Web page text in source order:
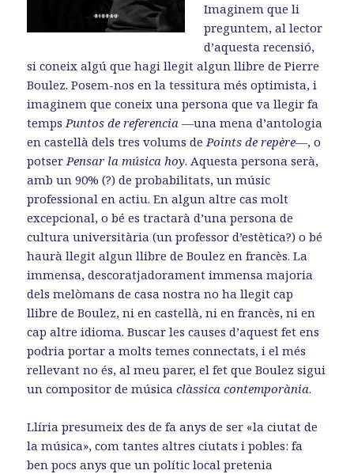
Imaginem que li
preguntem, al lector
d’aquesta recensió,
si coneix algú que hagi llegit algun llibre de Pierre
Boulez. Posem-nos en la tessitura més optimista, i
imaginem que coneix una persona que va llegir fa
tempsPuntos de referencia —una mena d’antologia
en castellà dels tres volums dePoints de repère—, o
potserPensar la música hoy. Aquesta persona serà,
amb un 90% (?) de probabilitats, un músic
professional en actiu. En algun altre cas molt
excepcional, o bé es tractarà d’una persona de
cultura universitària (un professor d’estètica?) o bé
haurà llegit algun llibre de Boulez en francès. La
immensa, descoratjadorament immensa majoria
dels melòmans de casa nostra no ha llegit cap
llibre de Boulez, ni en castellà, ni en francès, ni en
cap altre idioma. Buscar les causes d’aquest fet ens
podria portar a molts temes connectats, i el més
rellevant no és, al meu parer, el fet que Boulez sigui
un compositor de músicaclàssica contemporània.
Llíria presumeix des de fa anys de ser «la ciutat de
la música», com tantes altres ciutats i pobles: fa
ben pocs anys que un polític local pretenia